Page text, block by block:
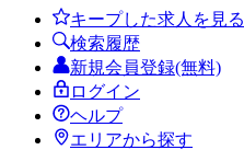
キープした求人を見る
検索履歴
新規会員登録(無料)
ログイン
ヘルプ
エリアから探す